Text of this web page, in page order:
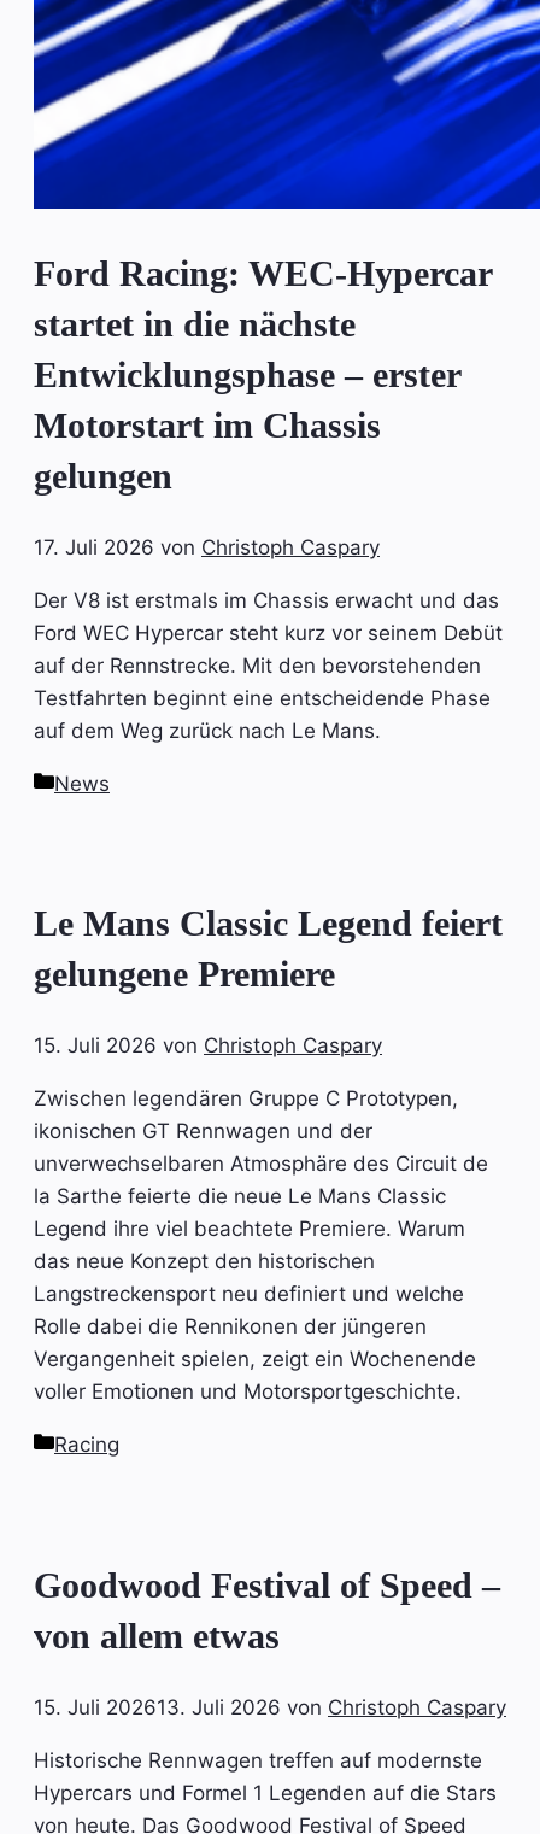
Ford Racing: WEC-Hypercar
startet in die nächste
Entwicklungsphase – erster
Motorstart im Chassis
gelungen
17. Juli 2026 von Christoph Caspary
Der V8 ist erstmals im Chassis erwacht und das
Ford WEC Hypercar steht kurz vor seinem Debüt
auf der Rennstrecke. Mit den bevorstehenden
Testfahrten beginnt eine entscheidende Phase
auf dem Weg zurück nach Le Mans.
Kategorien
News
Le Mans Classic Legend feiert
gelungene Premiere
15. Juli 2026 von Christoph Caspary
Zwischen legendären Gruppe C Prototypen,
ikonischen GT Rennwagen und der
unverwechselbaren Atmosphäre des Circuit de
la Sarthe feierte die neue Le Mans Classic
Legend ihre viel beachtete Premiere. Warum
das neue Konzept den historischen
Langstreckensport neu definiert und welche
Rolle dabei die Rennikonen der jüngeren
Vergangenheit spielen, zeigt ein Wochenende
voller Emotionen und Motorsportgeschichte.
Kategorien
Racing
Goodwood Festival of Speed –
von allem etwas
15. Juli 202613. Juli 2026 von Christoph Caspary
Historische Rennwagen treffen auf modernste
Hypercars und Formel 1 Legenden auf die Stars
von heute. Das Goodwood Festival of Speed